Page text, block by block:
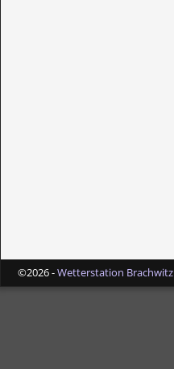
©2026 -Wetterstation Brachwitz